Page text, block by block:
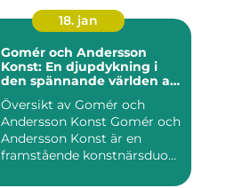
18. jan
Gomér och Andersson
Konst: En djupdykning i
den spännande världen av
konst
Översikt av Gomér och
Andersson Konst Gomér och
Andersson Konst är en
framstående konstnärsduo